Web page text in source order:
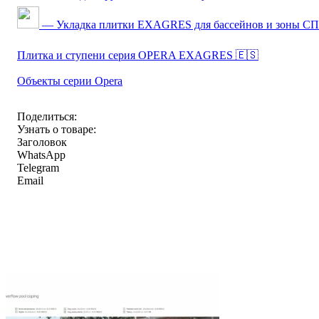
— Укладка плитки EXAGRES для бассейнов и зоны
Плитка и ступени серия OPERA EXAGRES 🇪🇸
Объекты серии Opera
Поделиться:
Узнать о товаре:
Заголовок
WhatsApp
Telegram
Email